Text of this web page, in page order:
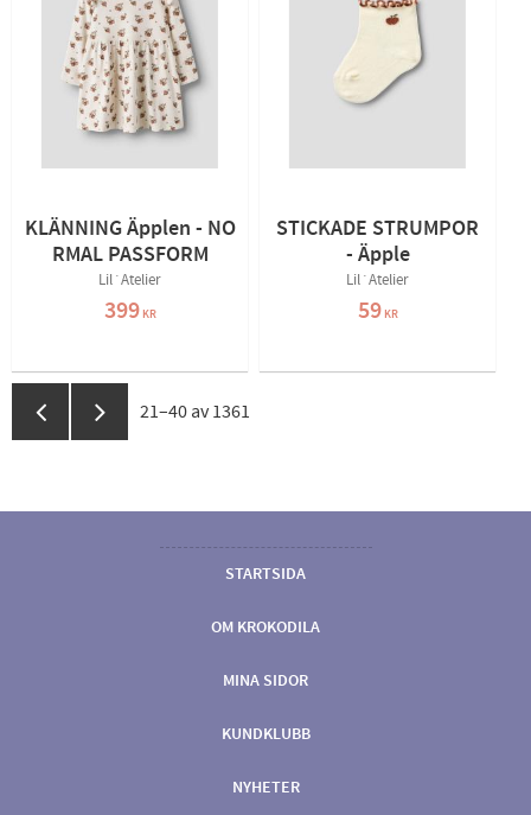
KLÄNNING Äpplen - NO
RMAL PASSFORM
Lil´Atelier
399KR
STICKADE STRUMPOR
- Äpple
Lil´Atelier
59KR
21–40 av 1361
STARTSIDA
OM KROKODILA
MINA SIDOR
KUNDKLUBB
NYHETER